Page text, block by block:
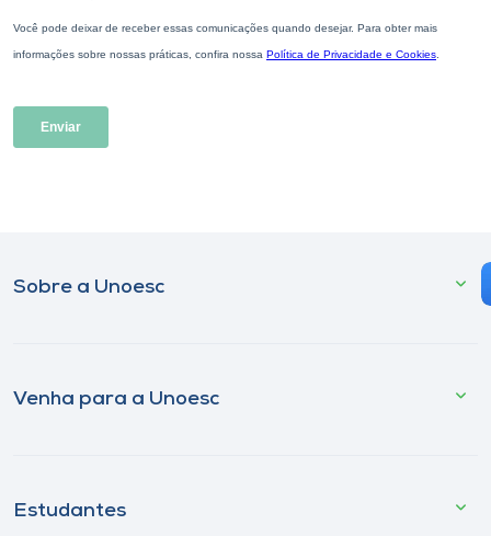
Sobre a Unoesc
Venha para a Unoesc
Estudantes